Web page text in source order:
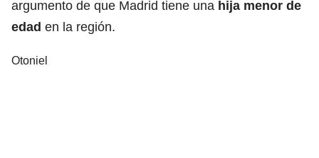
argumento de que Madrid tiene una hija menor de
edad en la región.
Otoniel